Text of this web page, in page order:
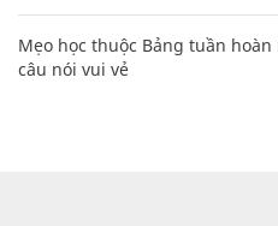
Mẹo học thuộc Bảng tuần
câu nói vui vẻ